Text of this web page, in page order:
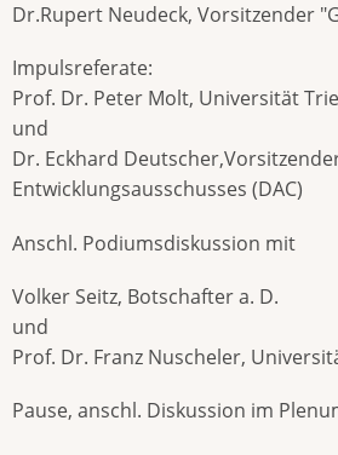
Dr.Rupert Neudeck, Vorsitzender
Impulsreferate:
Prof. Dr. Peter Molt, Universität
und
Dr. Eckhard
Entwicklungsausschusses (DAC)
Anschl. Podiumsdiskussion mit
Volker Seitz, Botschafter a. D.
und
Prof. Dr. Franz Nuscheler,
Pause, anschl. Diskussion im